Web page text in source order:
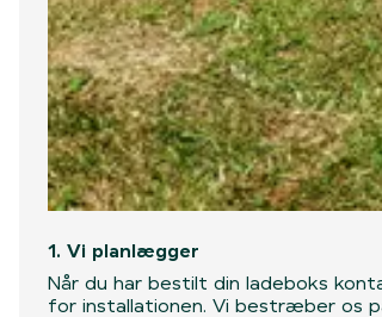
1. Vi planlægger
Når du har bestilt din ladeboks
for installationen. Vi bestræber os